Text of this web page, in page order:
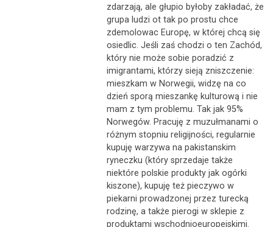
zdarzają, ale głupio byłoby zakładać, że
grupa ludzi ot tak po prostu chce
zdemolowac Europę, w której chcą się
osiedlic. Jeśli zaś chodzi o ten Zachód,
który nie może sobie poradzić z
imigrantami, którzy sieją zniszczenie:
mieszkam w Norwegii, widzę na co
dzień sporą mieszankę kulturową i nie
mam z tym problemu. Tak jak 95%
Norwegów. Pracuję z muzułmanami o
różnym stopniu religijności, regularnie
kupuję warzywa na pakistanskim
ryneczku (który sprzedaje także
niektóre polskie produkty jak ogórki
kiszone), kupuję też pieczywo w
piekarni prowadzonej przez turecką
rodzinę, a także pierogi w sklepie z
produktami wschodnioeuropejskimi.